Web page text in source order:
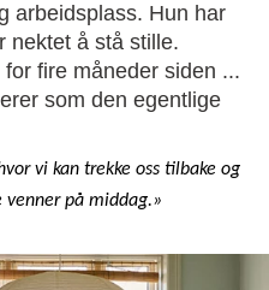
arbeidsplass. Hun har
nektet å stå stille.
fire måneder siden ...
som den egentlige
vi kan trekke oss tilbake og
venner på middag.»